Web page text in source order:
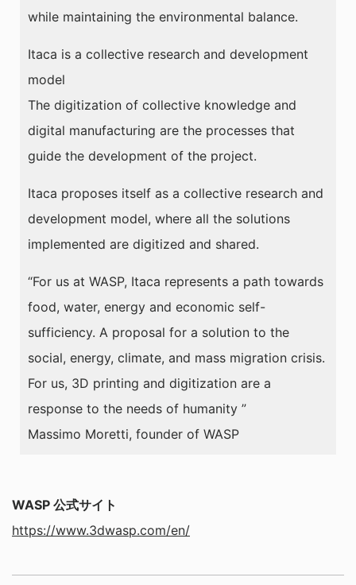
while maintaining the environmental balance.
Itaca is a collective research and development
model
The digitization of collective knowledge and
digital manufacturing are the processes that
guide the development of the project.
Itaca proposes itself as a collective research and
development model, where all the solutions
implemented are digitized and shared.
“For us at WASP, Itaca represents a path towards
food, water, energy and economic self-
sufficiency. A proposal for a solution to the
social, energy, climate, and mass migration crisis.
For us, 3D printing and digitization are a
response to the needs of humanity ”
Massimo Moretti, founder of WASP
WASP 公式サイト
https://www.3dwasp.com/en/